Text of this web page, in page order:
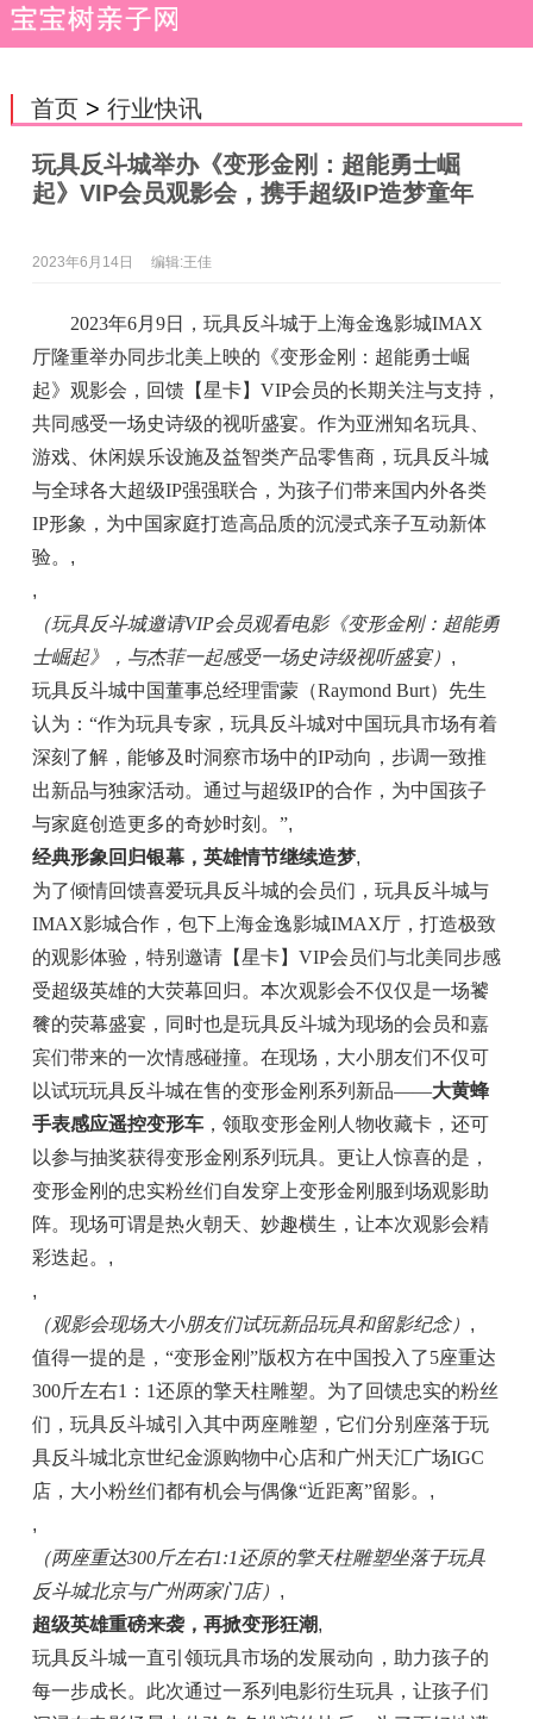
首页> 行业快讯
玩具反斗城举办《变形金刚：超能勇士崛
起》VIP会员观影会，携手超级IP造梦童年
2023年6月14日 编辑:王佳
2023年6月9日，玩具反斗城于上海金逸影城IMAX
厅隆重举办同步北美上映的《变形金刚：超能勇士崛
起》观影会，回馈【星卡】VIP会员的长期关注与支持，
共同感受一场史诗级的视听盛宴。作为亚洲知名玩具、
游戏、休闲娱乐设施及益智类产品零售商，玩具反斗城
与全球各大超级IP强强联合，为孩子们带来国内外各类
IP形象，为中国家庭打造高品质的沉浸式亲子互动新体
验。 ,
,
（玩具反斗城邀请VIP会员观看电影《变形金刚：超能勇
士崛起》，与杰菲一起感受一场史诗级视听盛宴） ,
玩具反斗城中国董事总经理雷蒙（Raymond Burt）先生
认为：“作为玩具专家，玩具反斗城对中国玩具市场有着
深刻了解，能够及时洞察市场中的IP动向，步调一致推
出新品与独家活动。通过与超级IP的合作，为中国孩子
与家庭创造更多的奇妙时刻。”,
经典形象回归银幕，英雄情节继续造梦,
为了倾情回馈喜爱玩具反斗城的会员们，玩具反斗城与
IMAX影城合作，包下上海金逸影城IMAX厅，打造极致
的观影体验，特别邀请【星卡】VIP会员们与北美同步感
受超级英雄的大荧幕回归。本次观影会不仅仅是一场饕
餮的荧幕盛宴，同时也是玩具反斗城为现场的会员和嘉
宾们带来的一次情感碰撞。在现场，大小朋友们不仅可
以试玩玩具反斗城在售的变形金刚系列新品——大黄蜂
手表感应遥控变形车，领取变形金刚人物收藏卡，还可
以参与抽奖获得变形金刚系列玩具。更让人惊喜的是，
变形金刚的忠实粉丝们自发穿上变形金刚服到场观影助
阵。现场可谓是热火朝天、妙趣横生，让本次观影会精
彩迭起。 ,
,
（观影会现场大小朋友们试玩新品玩具和留影纪念） ,
值得一提的是，“变形金刚”版权方在中国投入了5座重达
300斤左右1：1还原的擎天柱雕塑。为了回馈忠实的粉丝
们，玩具反斗城引入其中两座雕塑，它们分别座落于玩
具反斗城北京世纪金源购物中心店和广州天汇广场IGC
店，大小粉丝们都有机会与偶像“近距离”留影。 ,
,
（两座重达300斤左右1:1还原的擎天柱雕塑坐落于玩具
反斗城北京与广州两家门店） ,
超级英雄重磅来袭，再掀变形狂潮,
玩具反斗城一直引领玩具市场的发展动向，助力孩子的
每一步成长。此次通过一系列电影衍生玩具，让孩子们